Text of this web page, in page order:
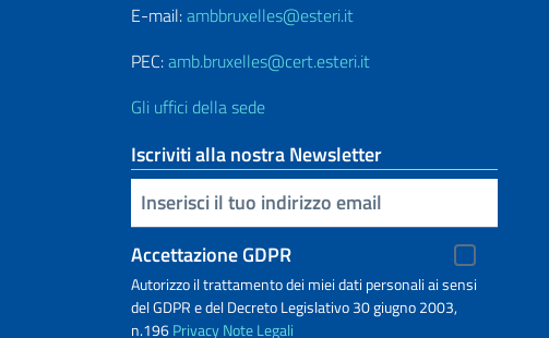
E-mail:ambbruxelles@esteri.it
PEC:amb.bruxelles@cert.esteri.it
Gli uffici della sede
Iscriviti alla nostra Newsletter
Inserisci la tua email
Accettazione GDPR
Autorizzo il trattamento dei miei dati personali ai sensi
del GDPR e del Decreto Legislativo 30 giugno 2003,
n.196PrivacyNote Legali